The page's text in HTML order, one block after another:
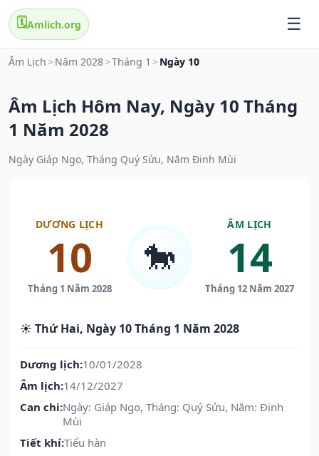
🗓️Amlich.org
Âm Lịch > Năm 2028>Tháng 1 > Ngày 10
Âm Lịch Hôm Nay, Ngày 10 Tháng
1 Năm 2028
Ngày Giáp Ngọ, Tháng Quý Sửu, Năm Đinh Mùi
DƯƠNG LỊCH
10
Tháng 1 Năm 2028
🐎
ÂM LỊCH
14
Tháng 12 Năm 2027
☀️ Thứ Hai, Ngày 10 Tháng 1 Năm 2028
Dương lịch:10/01/2028
Âm lịch:14/12/2027
Can chi:Ngày: Giáp Ngọ, Tháng: Quý Sửu, Năm: Đinh
Mùi
Tiết khí:Tiểu hàn